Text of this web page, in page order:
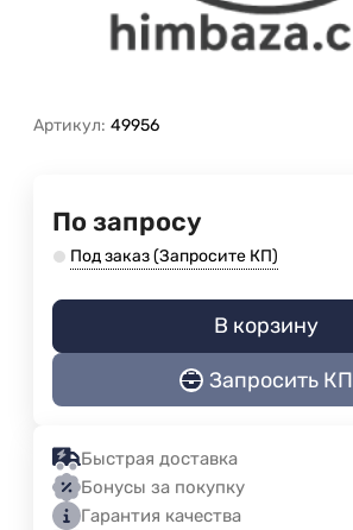
Артикул: 49956
По запросу
Под заказ (Запросите КП)
В корзину
Запросить КП
Быстрая доставка
Бонусы за покупку
Гарантия качества